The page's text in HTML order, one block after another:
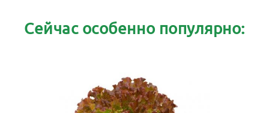
Сейчас особенно популярно: